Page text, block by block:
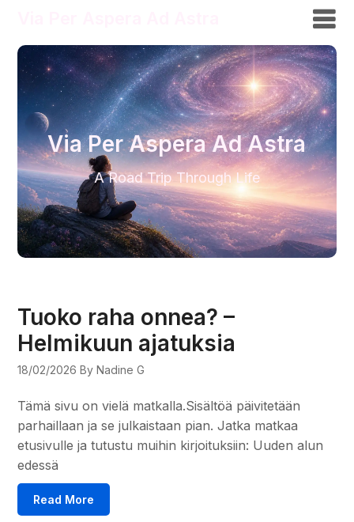
Via Per Aspera Ad Astra
A Road Trip Through Life
Tuoko raha onnea? –
Helmikuun ajatuksia
18/02/2026 By Nadine G
Tämä sivu on vielä matkalla.Sisältöä päivitetään
parhaillaan ja se julkaistaan pian. Jatka matkaa
etusivulle ja tutustu muihin kirjoituksiin: Uuden alun
edessä
Read More